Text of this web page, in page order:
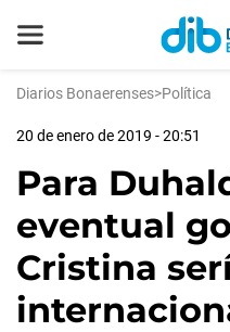
Diarios Bonaerenses>Política
20 de enero de 2019 - 20:51
Para
eventual
Cristina